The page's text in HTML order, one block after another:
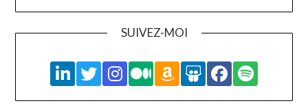
SUIVEZ-MOI